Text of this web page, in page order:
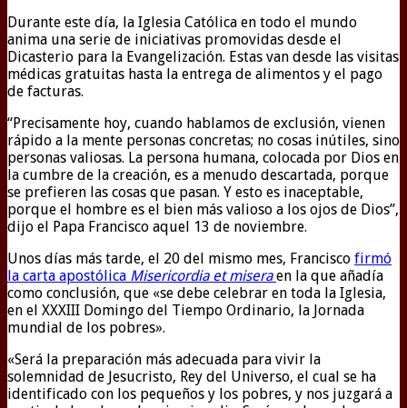
Durante este día, la Iglesia Católica en todo el mundo
anima una serie de iniciativas promovidas desde el
Dicasterio para la Evangelización. Estas van desde las visitas
médicas gratuitas hasta la entrega de alimentos y el pago
de facturas.
“Precisamente hoy, cuando hablamos de exclusión, vienen
rápido a la mente personas concretas; no cosas inútiles, sino
personas valiosas. La persona humana, colocada por Dios en
la cumbre de la creación, es a menudo descartada, porque
se prefieren las cosas que pasan. Y esto es inaceptable,
porque el hombre es el bien más valioso a los ojos de Dios”,
dijo el Papa Francisco aquel 13 de noviembre.
Unos días más tarde, el 20 del mismo mes, Francisco firmó
la carta apostólica Misericordia et misera en la que añadía
como conclusión, que «se debe celebrar en toda la Iglesia,
en el XXXIII Domingo del Tiempo Ordinario, la Jornada
mundial de los pobres».
«Será la preparación más adecuada para vivir la
solemnidad de Jesucristo, Rey del Universo, el cual se ha
identificado con los pequeños y los pobres, y nos juzgará a